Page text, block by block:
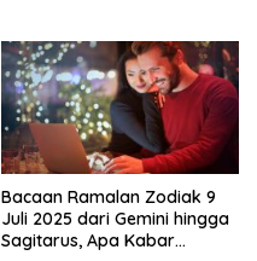
Menjatuhkan, Leo Apa
Kabar?
Bacaan Ramalan Zodiak 9
Juli 2025 dari Gemini hingga
Sagitarus, Apa Kabar